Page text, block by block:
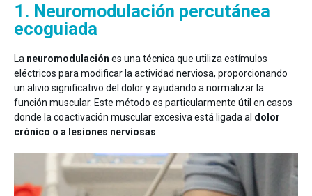
1. Neuromodulación percutánea
ecoguiada
La neuromodulación es una técnica que utiliza estímulos
eléctricos para modificar la actividad nerviosa, proporcionando
un alivio significativo del dolor y ayudando a normalizar la
función muscular. Este método es particularmente útil en casos
donde la coactivación muscular excesiva está ligada al dolor
crónico o a lesiones nerviosas.